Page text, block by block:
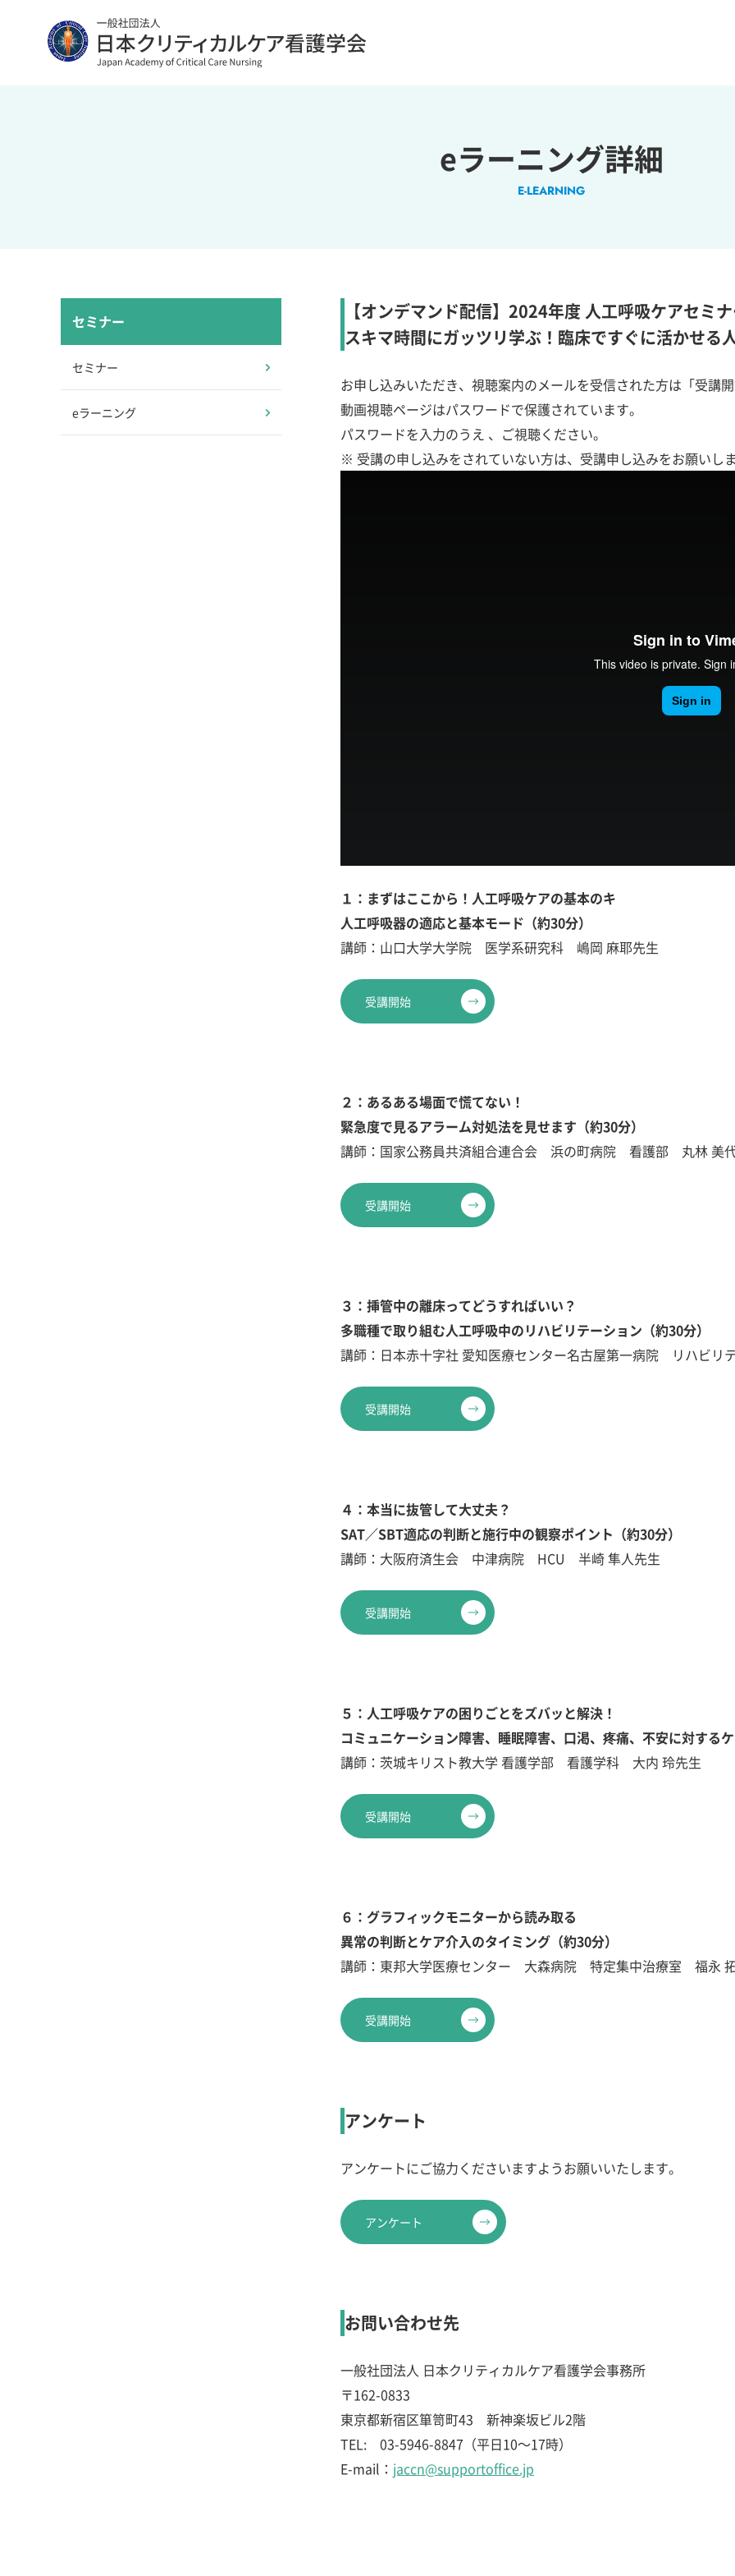
eラーニング詳細
E-LEARNING
セミナー
セミナー
eラーニング
【オンデマンド配信】2024年度 人工呼吸ケアセミ
スキマ時間にガッツリ学ぶ！臨床ですぐに活かせ
お申し込みいただき、視聴案内のメールを受信された方は「受講
動画視聴ページはパスワードで保護されています。
パスワードを入力のうえ 、ご視聴ください。
※ 受講の申し込みをされていない方は、受講申し込みをお願いし
１：まずはここから！人工呼吸ケアの基本のキ
人工呼吸器の適応と基本モード（約30分）
講師：山口大学大学院 医学系研究科 嶋岡 麻耶先生
受講開始
２：あるある場面で慌てない！
緊急度で見るアラーム対処法を見せます（約30分）
講師：国家公務員共済組合連合会 浜の町病院 看護部 丸林 美
受講開始
３：挿管中の離床ってどうすればいい？
多職種で取り組む人工呼吸中のリハビリテーション（約30分）
講師：日本赤十字社 愛知医療センター名古屋第一病院 リハビ
受講開始
４：本当に抜管して大丈夫？
SAT／SBT適応の判断と施行中の観察ポイント（約30分）
講師：大阪府済生会 中津病院 HCU 半崎 隼人先生
受講開始
５：人工呼吸ケアの困りごとをズバッと解決！
コミュニケーション障害、睡眠障害、口渇、疼痛、不安に対する
講師：茨城キリスト教大学 看護学部 看護学科 大内 玲先生
受講開始
６：グラフィックモニターから読み取る
異常の判断とケア介入のタイミング（約30分）
講師：東邦大学医療センター 大森病院 特定集中治療室 福永
受講開始
アンケート
アンケートにご協力くださいますようお願いいたします。
アンケート
お問い合わせ先
一般社団法人 日本クリティカルケア看護学会事務所
〒162-0833
東京都新宿区箪笥町43 新神楽坂ビル2階
TEL: 03-5946-8847（平日10～17時）
E-mail： jaccn@supportoffice.jp